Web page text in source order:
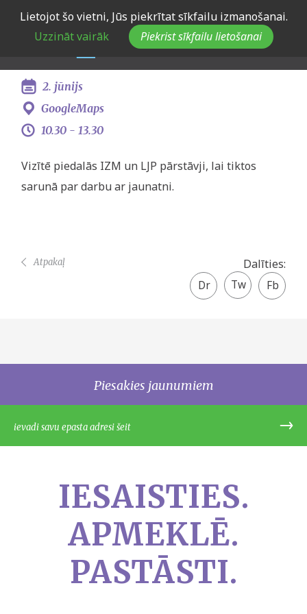
Lietojot šo vietni, Jūs piekrītat sīkfailu izmanošanai.
Uzzināt vairāk
Piekrist sīkfailu lietošanai
Vizīte Madonas novada
pašvaldībā
GoogleMaps
2. jūnijs
10.30 - 13.30
Vizītē piedalās IZM un LJP pārstāvji, lai tiktos
sarunā par darbu ar jaunatni.
Dalīties:
Facebook
share
Twitter
Atpakaļ
Piesakies jaunumiem
IESAISTIES.
APMEKLĒ.
PASTĀSTI.